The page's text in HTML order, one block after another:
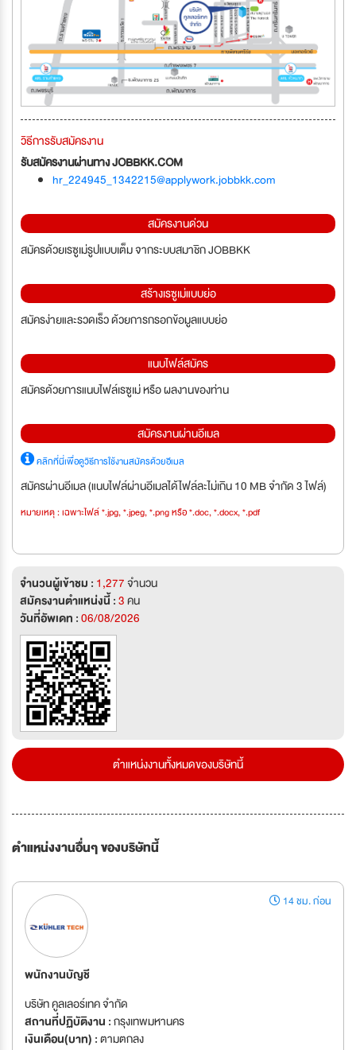
วิธีการรับสมัครงาน
รับสมัครงานผ่านทาง JOBBKK.COM
hr_224945_1342215@applywork.jobbkk.com
สมัครงานด่วน
สมัครด้วยเรซูเม่รูปแบบเต็ม จากระบบสมาชิก JOBBKK
สร้างเรซูเม่แบบย่อ
สมัครง่ายและรวดเร็ว ด้วยการกรอกข้อมูลแบบย่อ
แนบไฟล์สมัคร
สมัครด้วยการแนบไฟล์เรซูเม่ หรือ ผลงานของท่าน
สมัครงานผ่านอีเมล
คลิกที่นี่เพื่อดูวิธีการใช้งานสมัครด้วยอีเมล
สมัครผ่านอีเมล (แนบไฟล์ผ่านอีเมลได้ไฟล์ละไม่เกิน 10 MB จำกัด 3 ไฟล์)
หมายเหตุ : เฉพาะไฟล์ *.jpg, *.jpeg, *.png หรือ *.doc, *.docx, *.pdf
จำนวนผู้เข้าชม : 1,277จำนวน
สมัครงานตำแหน่งนี้ :3คน
วันที่อัพเดท :06/08/2026
ตำแหน่งงานทั้งหมดของบริษัทนี้
ตำแหน่งงานอื่นๆ ของบริษัทนี้
14 ชม. ก่อน
พนักงานบัญชี
บริษัท คูลเลอร์เทค จำกัด
สถานที่ปฏิบัติงาน :กรุงเทพมหานคร
เงินเดือน(บาท) :ตามตกลง